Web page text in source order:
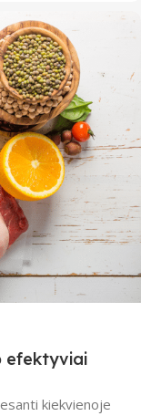
efektyviai
kiekvienoje